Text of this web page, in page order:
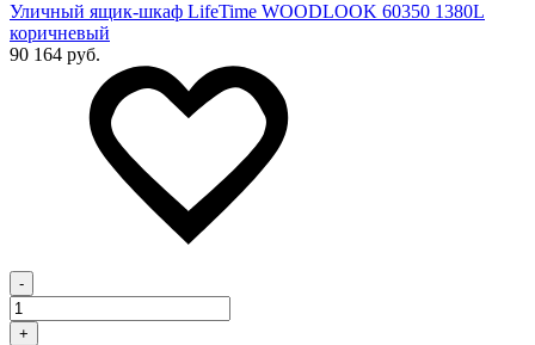
Уличный ящик-шкаф LifeTime WOODLOOK 60350 1380L
коричневый
90 164 руб.
-
+